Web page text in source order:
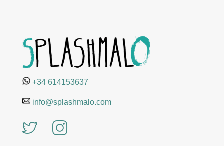
+34 614153637
info@splashmalo.com